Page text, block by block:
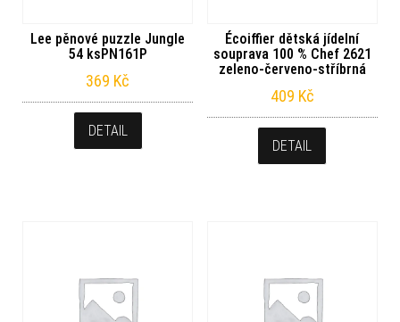
Lee pěnové puzzle Jungle
54 ksPN161P
369 Kč
DETAIL
Écoiffier dětská jídelní
souprava 100 % Chef 2621
zeleno-červeno-stříbrná
409 Kč
DETAIL